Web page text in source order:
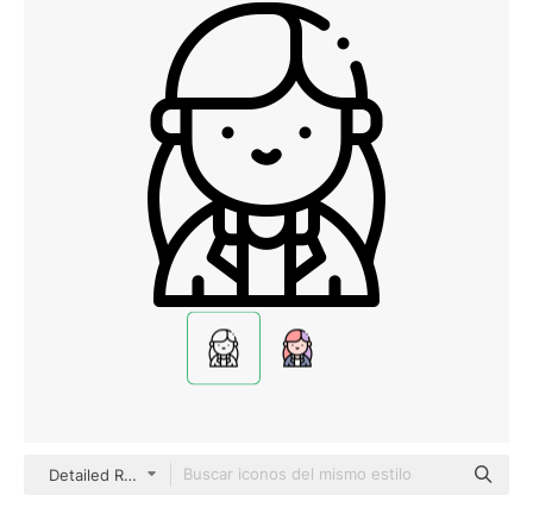
Detailed Rounded Lineal